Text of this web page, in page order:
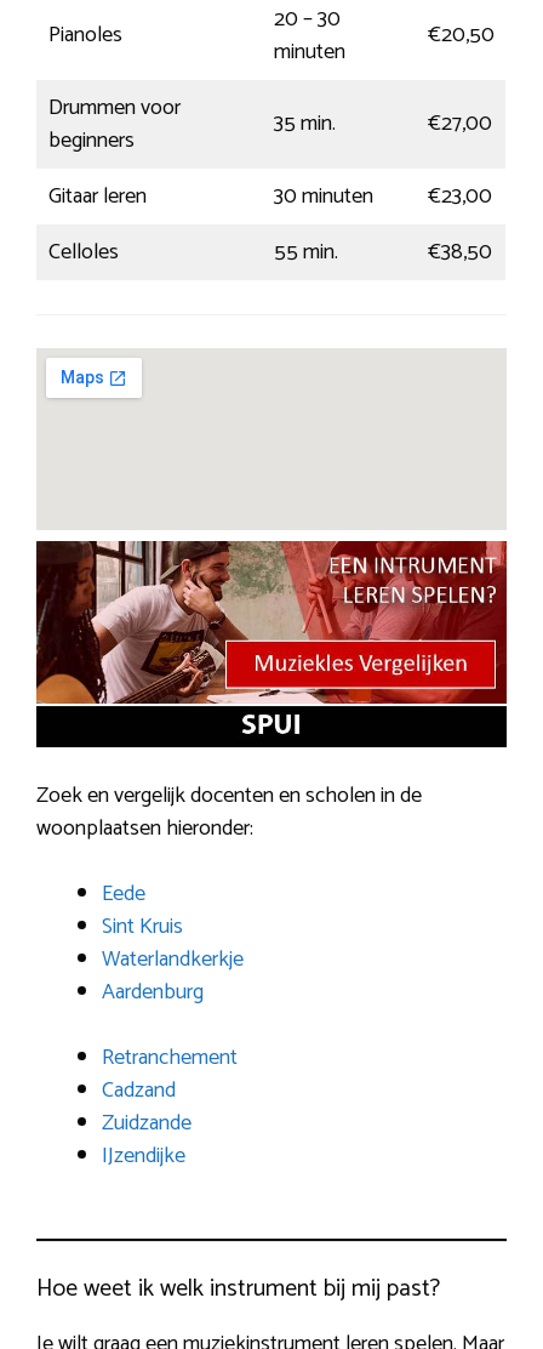
Pianoles
20 – 30
minuten
€20,50
Drummen voor
beginners
35 min.
€27,00
Gitaar leren
30 minuten
€23,00
Celloles
55 min. €38,50
Zoek en vergelijk docenten en scholen in de
woonplaatsen hieronder:
Eede
Sint Kruis
Waterlandkerkje
Aardenburg
Retranchement
Cadzand
Zuidzande
IJzendijke
Hoe weet ik welk instrument bij mij past?